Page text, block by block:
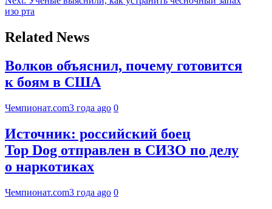
изо рта
Related News
Волков объяснил, почему готовится
к боям в США
Чемпионат.com3 года ago 0
Источник: российский боец
Top Dog отправлен в СИЗО по делу
о наркотиках
Чемпионат.com3 года ago 0